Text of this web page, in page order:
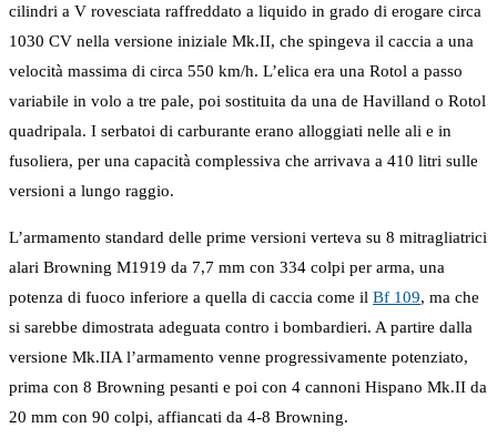
cilindri a V rovesciata raffreddato a liquido in grado di erogare circa
1030 CV nella versione iniziale Mk.II, che spingeva il caccia a una
velocità massima di circa 550 km/h. L’elica era una Rotol a passo
variabile in volo a tre pale, poi sostituita da una de Havilland o Rotol
quadripala. I serbatoi di carburante erano alloggiati nelle ali e in
fusoliera, per una capacità complessiva che arrivava a 410 litri sulle
versioni a lungo raggio.
L’armamento standard delle prime versioni verteva su 8 mitragliatrici
alari Browning M1919 da 7,7 mm con 334 colpi per arma, una
potenza di fuoco inferiore a quella di caccia come il Bf 109, ma che
si sarebbe dimostrata adeguata contro i bombardieri. A partire dalla
versione Mk.IIA l’armamento venne progressivamente potenziato,
prima con 8 Browning pesanti e poi con 4 cannoni Hispano Mk.II da
20 mm con 90 colpi, affiancati da 4-8 Browning.